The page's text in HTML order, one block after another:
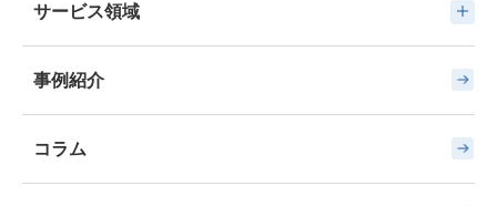
サービス領域
事例紹介
コラム